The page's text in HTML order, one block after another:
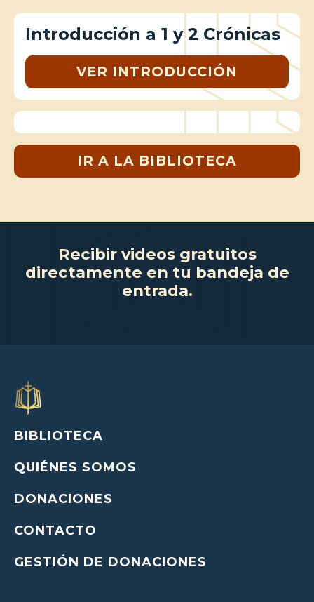
Introducción a 1 y 2 Crónicas
VER INTRODUCCIÓN
IR A LA BIBLIOTECA
Recibir videos gratuitos
directamente en tu bandeja de
entrada.
BIBLIOTECA
QUIÉNES SOMOS
DONACIONES
CONTACTO
GESTIÓN DE DONACIONES